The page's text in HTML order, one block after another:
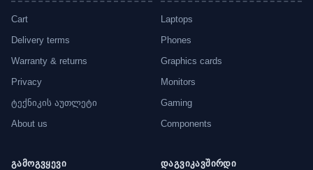
Cart
Delivery terms
Warranty & returns
Privacy
ტექნიკის აუთლეტი
About us
Laptops
Phones
Graphics cards
Monitors
Gaming
Components
გამოგვყევი დაგვიკავშირდი